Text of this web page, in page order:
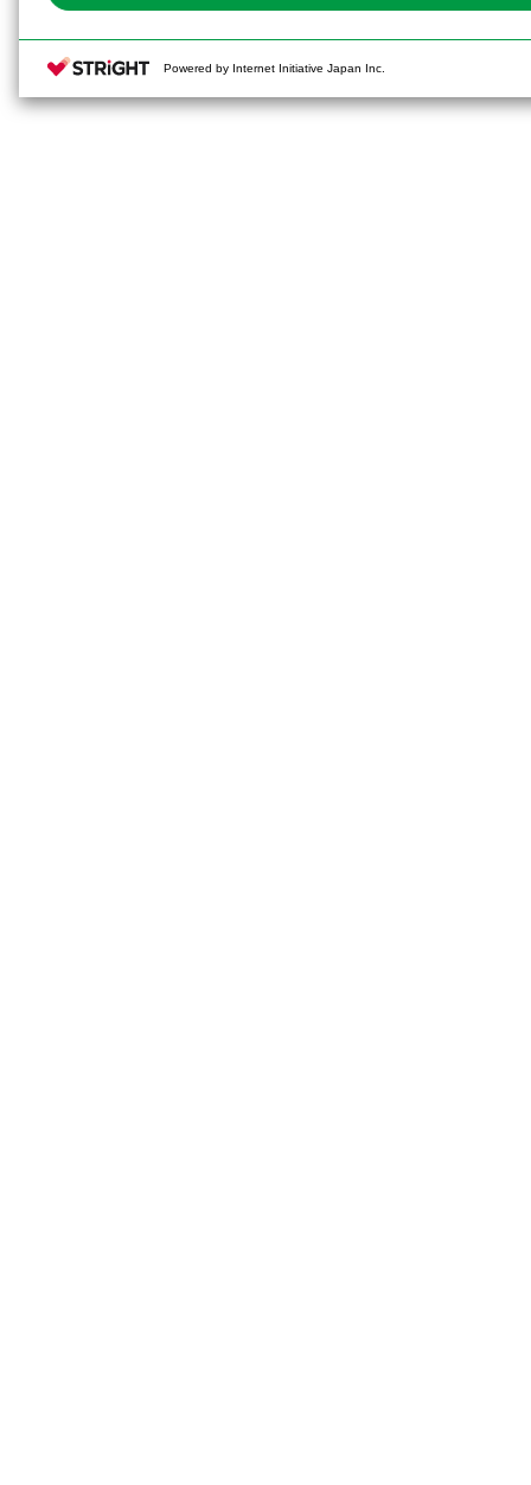
Powered by Internet Initiative Japan Inc.